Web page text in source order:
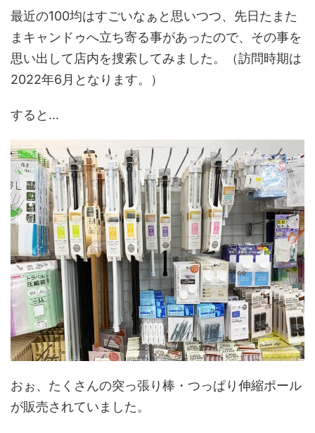
最近の100均はすごいなぁと思いつつ、先日たまた
まキャンドゥへ立ち寄る事があったので、その事を
思い出して店内を捜索してみました。（訪問時期は
2022年6月となります。）
すると...
おぉ、たくさんの突っ張り棒・つっぱり伸縮ポール
が販売されていました。